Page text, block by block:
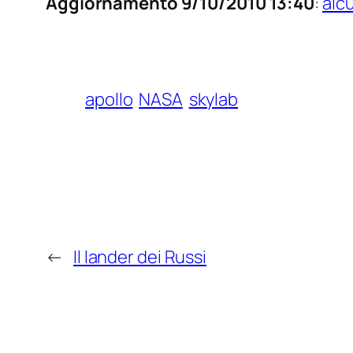
apollo NASA skylab
← Il lander dei Russi